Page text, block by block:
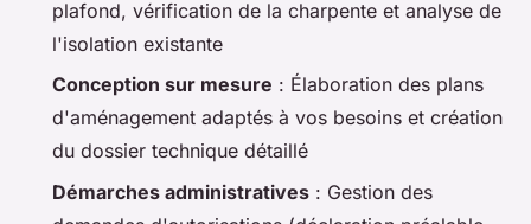
plafond, vérification de la charpente et analyse de
l'isolation existante
Conception sur mesure : Élaboration des plans
d'aménagement adaptés à vos besoins et création
du dossier technique détaillé
Démarches administratives : Gestion des